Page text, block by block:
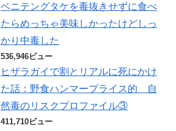
ベニテングタケを毒抜きせずに食べ
たらめっちゃ美味しかったけどしっ
かり中毒した
536,946ビュー
ヒザラガイで割とリアルに死にかけ
た話：野食ハンマープライス的 自
然毒のリスクプロファイル③
411,710ビュー